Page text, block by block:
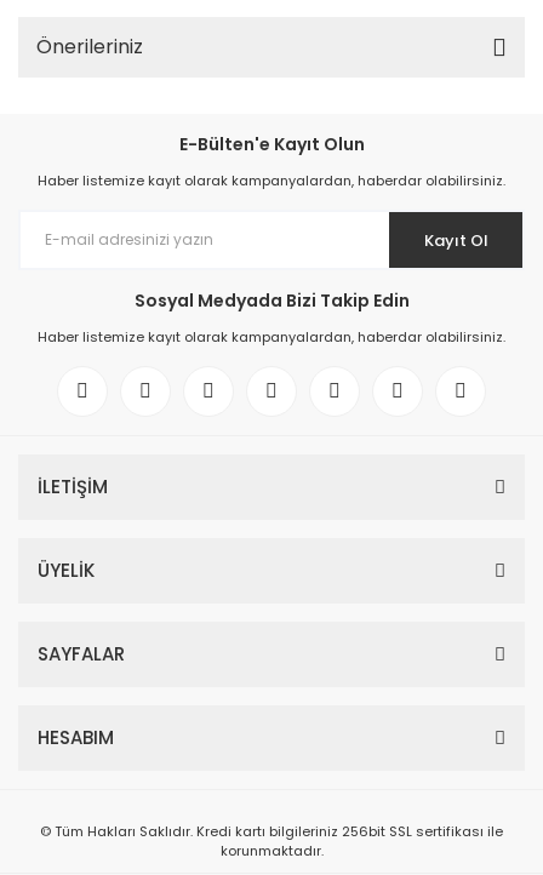
Önerileriniz
E-Bülten'e Kayıt Olun
Haber listemize kayıt olarak kampanyalardan, haberdar olabilirsiniz.
Kayıt Ol
Sosyal Medyada Bizi Takip Edin
Haber listemize kayıt olarak kampanyalardan, haberdar olabilirsiniz.
İLETİŞİM
ÜYELİK
SAYFALAR
HESABIM
© Tüm Hakları Saklıdır. Kredi kartı bilgileriniz 256bit SSL sertifikası ile
korunmaktadır.